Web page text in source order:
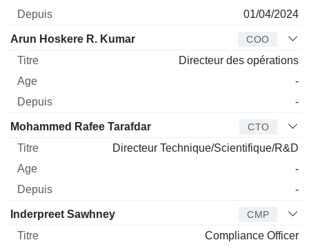
01/04/2024
Arun Hoskere R. Kumar COO
Directeur des opérations
-
-
Mohammed Rafee Tarafdar CTO
Directeur Technique/Scientifique/R&D
-
-
Inderpreet Sawhney CMP
Compliance Officer